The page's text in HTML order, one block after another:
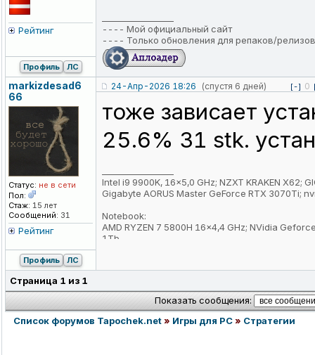
Рейтинг
---- Мой официальный сайт
---- Только обновления для репаков/релизов
Профиль ЛС
markizdesad6
66
Статус: не в сети
Пол:
Стаж: 15 лет
Сообщений: 31
Рейтинг
24-Апр-2026 18:26 (спустя 6 дней) [-] 0
тоже зависает
25.6% 31 stk.
Intel i9 9900K, 16x5,0 GHz; NZXT KRAKEN X62;
Gigabyte AORUS Master GeForce RTX 3070Ti;
Notebook:
AMD RYZEN 7 5800H 16x4,4 GHz; NVidia
1Tb
Профиль ЛС
Страница 1 из 1
Показать сообщения:
Список форумов Tapochek.net» Игры для PC» Стратегии